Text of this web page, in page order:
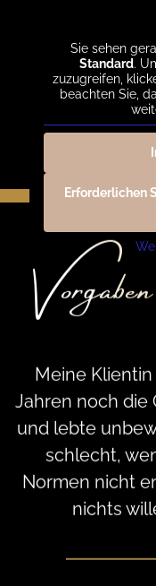
Sie sehen
Standard.
zuzugreifen,
beachten Sie,
Erforderlichen
Meine
Jahren noch die
und lebte
schlecht,
Normen nicht
nichts